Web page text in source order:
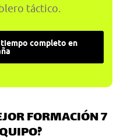
táctico.
completo en
FORMACIÓN 7